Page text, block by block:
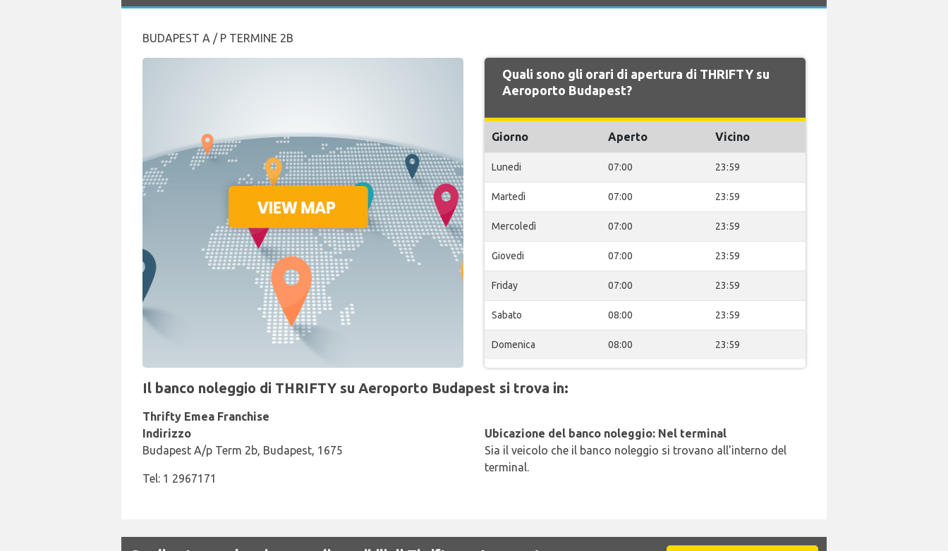
BUDAPEST A / P TERMINE 2B
Quali sono gli orari di apertura di THRIFTY su
Aeroporto Budapest?
Giorno Aperto Vicino
Lunedi 07:00 23:59
Martedì 07:00 23:59
Mercoledì 07:00 23:59
Giovedi 07:00 23:59
Friday 07:00 23:59
Sabato 08:00 23:59
Domenica 08:00 23:59
Il banco noleggio di THRIFTY su Aeroporto Budapest si trova in:
Thrifty Emea Franchise
Indirizzo
Budapest A/p Term 2b, Budapest, 1675
Tel: 1 2967171
Ubicazione del banco noleggio: Nel terminal
Sia il veicolo che il banco noleggio si trovano all'interno del
terminal.